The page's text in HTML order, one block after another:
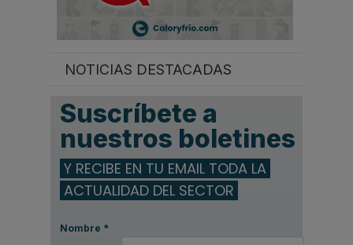
NOTICIAS DESTACADAS
Suscríbete a
nuestros boletines
Y RECIBE EN TU EMAIL TODA LA
ACTUALIDAD DEL SECTOR
Nombre *